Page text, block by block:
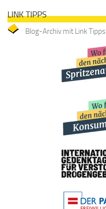
LINK TIPPS
Blog-Archiv mit Link Tipps